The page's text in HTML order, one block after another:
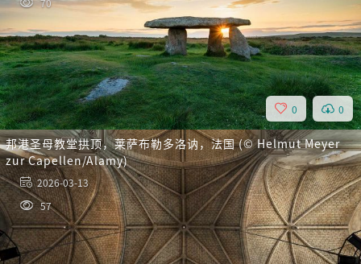
70
0 0
邦港圣母教堂拱顶，莱萨布勒多洛讷，法国 (© Helmut Meyer
zur Capellen/Alamy)
2026-03-13
57